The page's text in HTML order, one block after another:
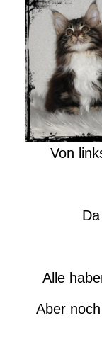
Von
Alle
Aber